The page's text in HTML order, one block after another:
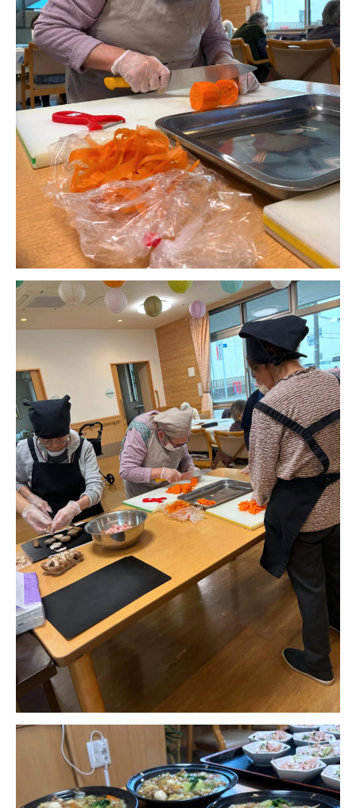
一般社団法人フードラボジャパン
特定非営利活動法人日本医療福祉機構
株式会社アメックファーマシー
株式会社エネクト 株式会社 G.com R＆M
海外
海外グループ会社
美迪克（上海）商务咨询有限公司
共生（大連）商務諮詢有限公司
台灣善合股份有限公司
Angkor-Japan Friendship International
Hospital
クヴィアン小学校・カンボジア日本友好共生クヴ
ィアン中学校
カンボジア日本友好技術教育センター
G-COM JOINT STOCK COMPANY
海外子会社・合弁会社
瀋陽長者会
上海介護施設
広州谷豊園